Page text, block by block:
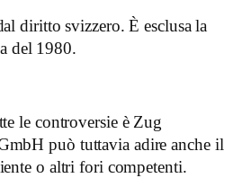
diritto svizzero. È esclusa la
del 1980.
le controversie è Zug
può tuttavia adire anche il
o altri fori competenti.